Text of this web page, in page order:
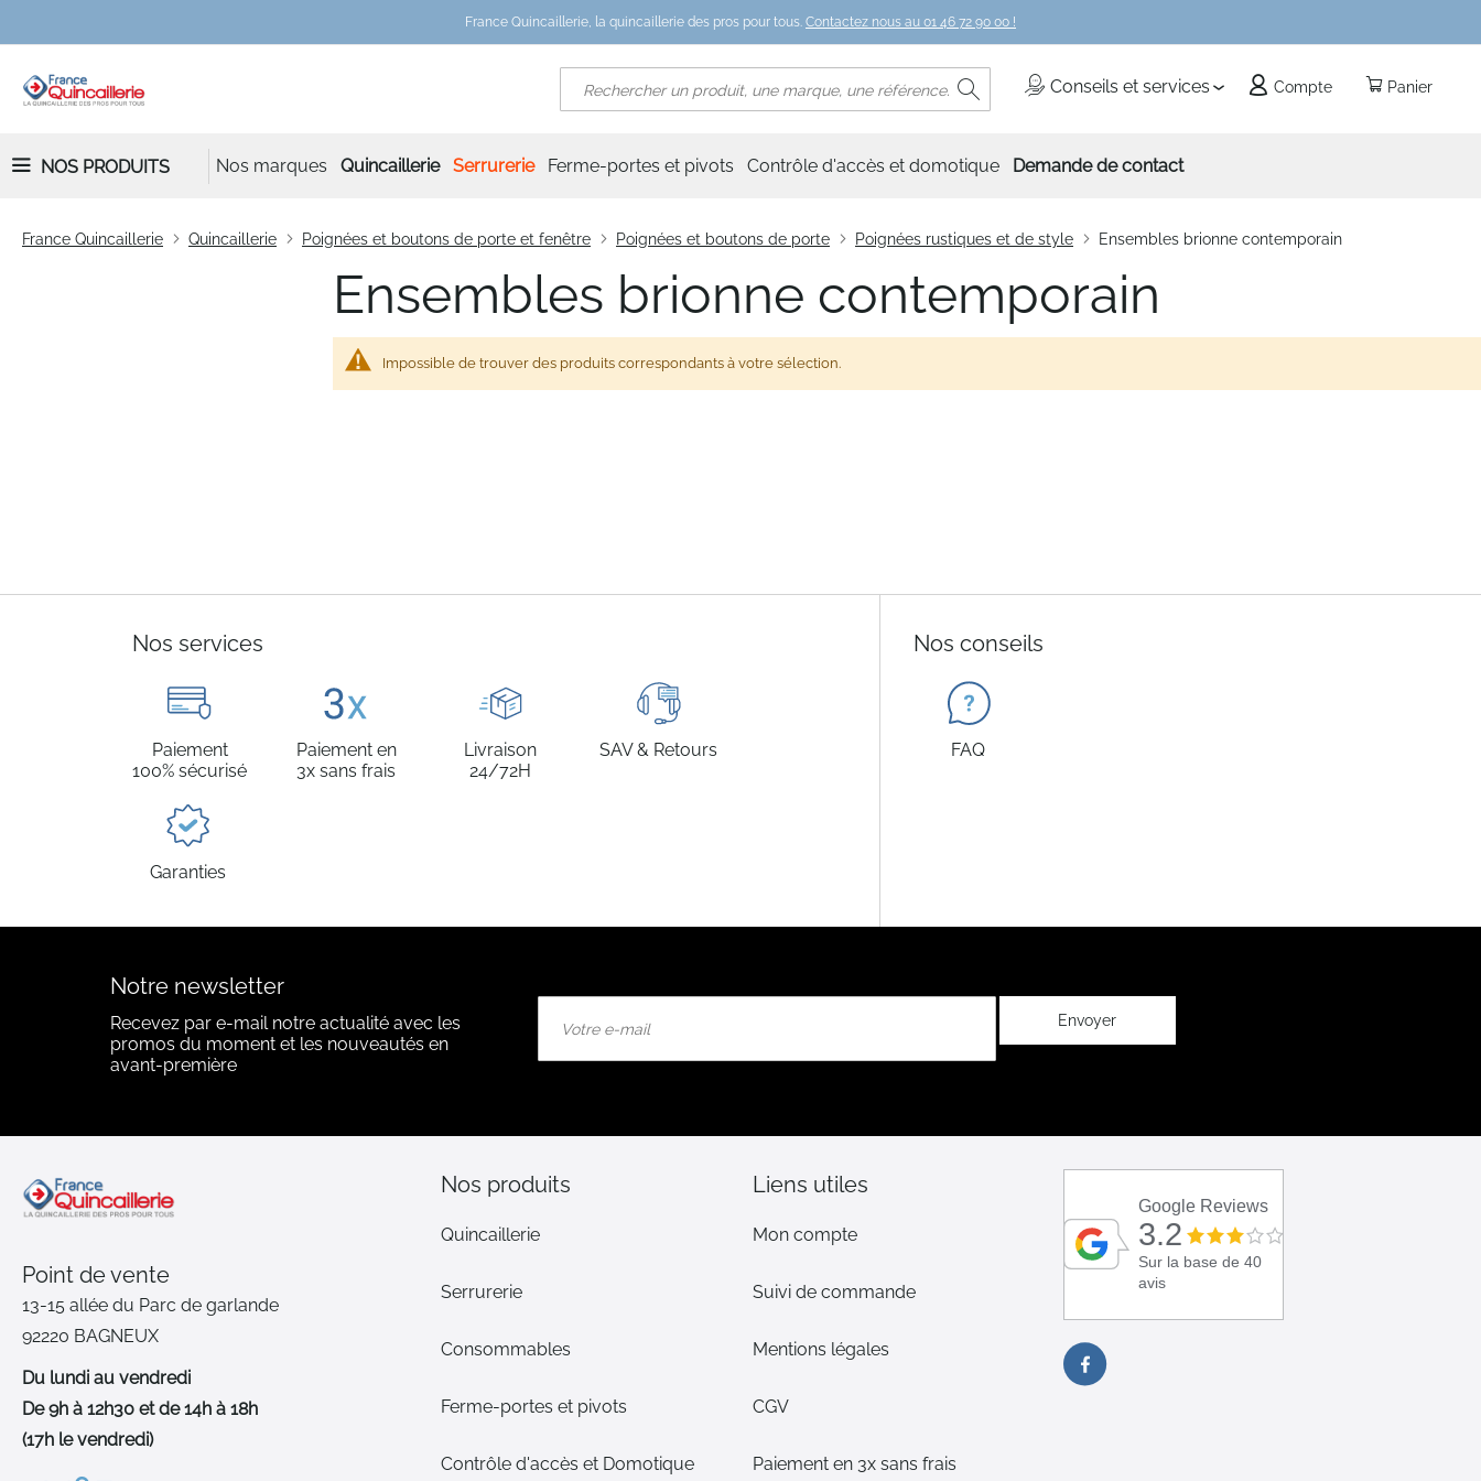
France Quincaillerie, la quincaillerie des pros pour tous. Contactez nous au 01 46 72 90 00 !
Panier
Conseils et services Compte
Rechercher
NOS PRODUITS Nos marques Quincaillerie Serrurerie Ferme-portes et pivots Contrôle d'accès et domotique Demande de contact
France Quincaillerie Quincaillerie Poignées et boutons de porte et fenêtre Poignées et boutons de porte Poignées rustiques et de style Ensembles brionne contemporain
Ensembles brionne contemporain
Impossible de trouver des produits correspondants à votre sélection.
Nos services
Paiement
100% sécurisé
Paiement en
3x sans frais
Livraison
24/72H
SAV & Retours
Garanties
Nos conseils
FAQ
Notre newsletter
Recevez par e-mail notre actualité avec les
promos du moment et les nouveautés en
avant-première
notre
:
Envoyer
Point de vente
13-15 allée du Parc de garlande
92220 BAGNEUX
Du lundi au vendredi
De 9h à 12h30 et de 14h à 18h
(17h le vendredi)
Nos produits
Quincaillerie
Serrurerie
Consommables
Ferme-portes et pivots
Contrôle d'accès et Domotique
Liens utiles
Mon compte
Suivi de commande
Mentions légales
CGV
Paiement en 3x sans frais
Google Reviews
3.2
Sur la base de 40
avis